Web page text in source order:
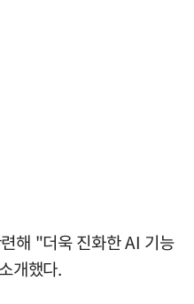
해 "더욱 진화한 AI 기능
개했다.